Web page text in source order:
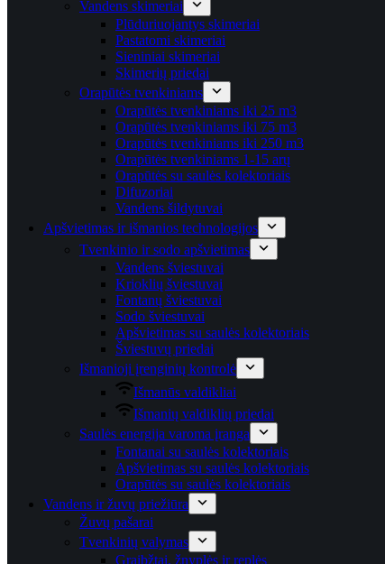
Vandens skimeriai
Plūduriuojantys skimeriai
Pastatomi skimeriai
Sieniniai skimeriai
Skimerių priedai
Orapūtės tvenkiniams
Orapūtės tvenkiniams iki 25 m3
Orapūtės tvenkiniams iki 75 m3
Orapūtės tvenkiniams iki 250 m3
Orapūtės tvenkiniams 1-15 arų
Orapūtės su saulės kolektoriais
Difuzoriai
Vandens šildytuvai
Apšvietimas ir išmanios technologijos
Tvenkinio ir sodo apšvietimas
Vandens šviestuvai
Krioklių šviestuvai
Fontanų šviestuvai
Sodo šviestuvai
Apšvietimas su saulės kolektoriais
Šviestuvų priedai
Išmanioji įrenginių kontrolė
Išmanūs valdikliai
Išmanių valdiklių priedai
Saulės energija varoma įranga
Fontanai su saulės kolektoriais
Apšvietimas su saulės kolektoriais
Orapūtės su saulės kolektoriais
Vandens ir žuvų priežiūra
Žuvų pašarai
Tvenkinių valymas
Graibžtai, žnyplės ir replės